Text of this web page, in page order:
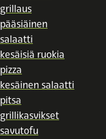
grillaus
pääsiäinen
salaatti
kesäisiä ruokia
pizza
kesäinen salaatti
pitsa
grillikasvikset
savutofu